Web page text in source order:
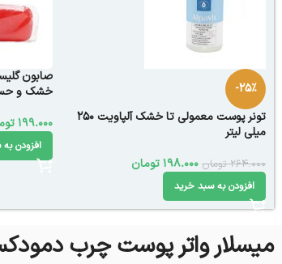
-25%
تونر پوست‌ معمولی تا خشک آلپاویت ۲۵۰
میلی لیتر
264.000 تومان 198.000تومان
افزودن به سبد خرید
صابون
خشک و حساس
199.000
افزودن
میسلار واتر پوست چرب دمودکسیلین 250